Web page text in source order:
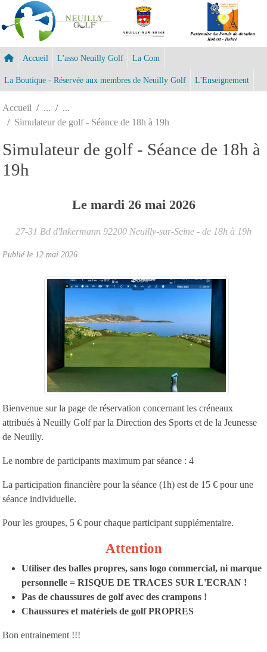
Accueil L'asso Neuilly Golf La Com
La Boutique - Réservée aux membres de Neuilly Golf L'Enseignement
Accueil
Simulateur de golf - Séance de 18h à 19h
Simulateur de golf - Séance de 18h à
19h
Le mardi 26 mai 2026
27-31 Bd d'Inkermann 92200 Neuilly-sur-Seine - de 18h à 19h
Publié le 12 mai 2026
Bienvenue sur la page de réservation concernant les créneaux
attribués à Neuilly Golf par la Direction des Sports et de la Jeunesse
de Neuilly.
Le nombre de participants maximum par séance : 4
La participation financière pour la séance (1h) est de 15 € pour une
séance individuelle.
Pour les groupes, 5 € pour chaque participant supplémentaire.
Attention
Utiliser des balles propres, sans logo commercial, ni marque
personnelle = RISQUE DE TRACES SUR L'ECRAN !
Pas de chaussures de golf avec des crampons !
Chaussures et matériels de golf PROPRES
Bon entrainement !!!
Panneau de gestion des cookies